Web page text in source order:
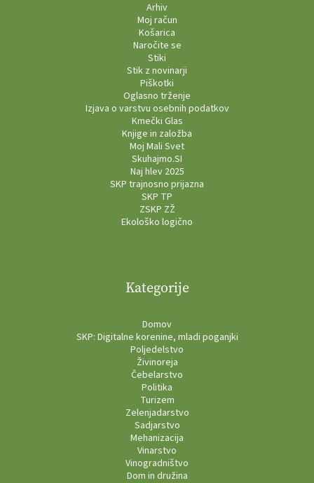
Arhiv
Moj račun
Košarica
Naročite se
Stiki
Stik z novinarji
Piškotki
Oglasno trženje
Izjava o varstvu osebnih podatkov
Kmečki Glas
Knjige in založba
Moj Mali Svet
Skuhajmo.SI
Naj hlev 2025
SKP trajnosno prijazna
SKP TP
ZSKP ZŽ
Ekološko logično
Kategorije
Domov
SKP: Digitalne korenine, mladi poganjki
Poljedelstvo
Živinoreja
Čebelarstvo
Politika
Turizem
Zelenjadarstvo
Sadjarstvo
Mehanizacija
Vinarstvo
Vinogradništvo
Dom in družina